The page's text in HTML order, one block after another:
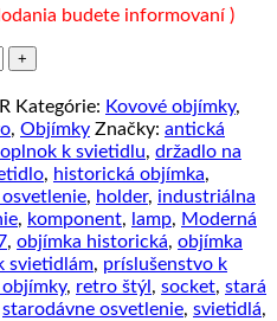
budete informovaní )
Kategórie: Kovové objímky,
, Objímky Značky: antická
k svietidlu, držadlo na
, historická objímka,
, holder, industriálna
, komponent, lamp, Moderná
, objímka historická, objímka
svietidlám, príslušenstvo k
, retro štýl , socket, stará
starodávne osvetlenie, svietidlá,